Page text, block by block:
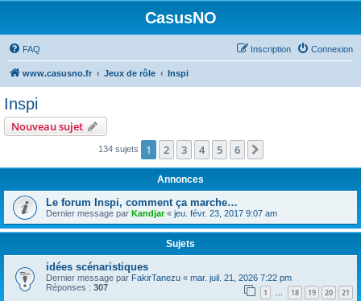
CasusNO
FAQ Connexion
Inscription
www.casusno.fr Jeux de rôle Inspi
Inspi
Nouveau sujet
134 sujets 1 2 3 4 5 6
Annonces
Le forum Inspi, comment ça marche…
Dernier message par Kandjar« jeu. févr. 23, 2017 9:07 am
Sujets
idées scénaristiques
Dernier message par FakirTanezu « mar. juil. 21, 2026 7:22 pm
Réponses : 307 1 … 18 19 20 21